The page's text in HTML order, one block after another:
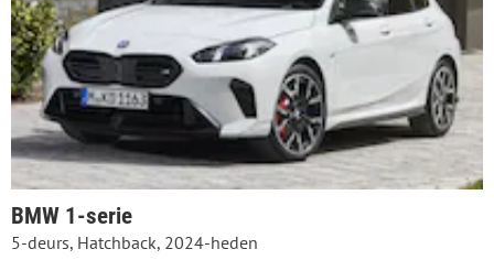
BMW 1-serie
5-deurs, Hatchback, 2024-heden